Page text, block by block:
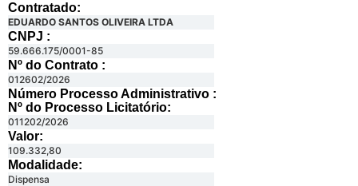
Contratado:
EDUARDO SANTOS OLIVEIRA LTDA
CNPJ :
59.666.175/0001-85
Nº do Contrato :
012602/2026
Número Processo Administrativo :
Nº do Processo Licitatório:
011202/2026
Valor:
109.332,80
Modalidade:
Dispensa